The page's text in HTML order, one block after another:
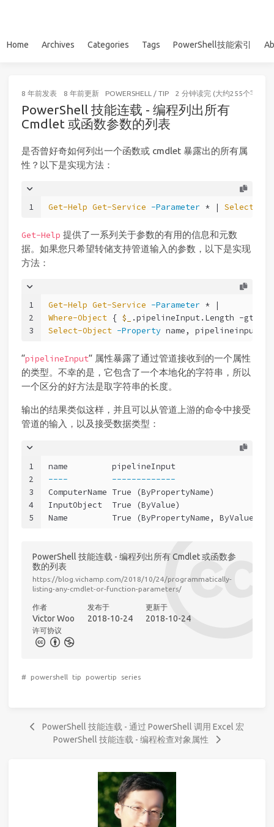
Home Archives Categories Tags PowerShell技能索引
8 年前发表 8 年前更新 POWERSHELL / TIP 2 分钟读完 (大约255个字)
PowerShell 技能连载 - 编程列出所有
Cmdlet 或函数参数的列表
是否曾好奇如何列出一个函数或 cmdlet 暴露出的所有属
性？以下是实现方法：
1 Get-Help Get-Service -Parameter * | Select-
Get-Help 提供了一系列关于参数的有用的信息和元数
据。如果您只希望转储支持管道输入的参数，以下是实现
方法：
1
2
3
Get-Help Get-Service -Parameter * |
Where-Object { $_ .pipelineInput.Length -gt
Select-Object -Property name, pipelineinput,
“pipelineInput“ 属性暴露了通过管道接收到的一个属性
的类型。不幸的是，它包含了一个本地化的字符串，所以
一个区分的好方法是取字符串的长度。
输出的结果类似这样，并且可以从管道上游的命令中接受
管道的输入，以及接受数据类型：
1
2
3
4
5
name         pipelineInput
----
-------------
ComputerName True (ByPropertyName)
InputObject  True (ByValue)
Name         True (ByPropertyName, ByValue)
PowerShell 技能连载 - 编程列出所有 Cmdlet 或函数参
数的列表
https://blog.vichamp.com/2018/10/24/programmatically-
listing-any-cmdlet-or-function-parameters/
作者
Victor Woo
发布于
2018-10-24
更新于
2018-10-24
许可协议
# powershell tip powertip series
PowerShell 技能连载 - 通过 PowerShell 调用 Excel 宏
PowerShell 技能连载 - 编程检查对象属性